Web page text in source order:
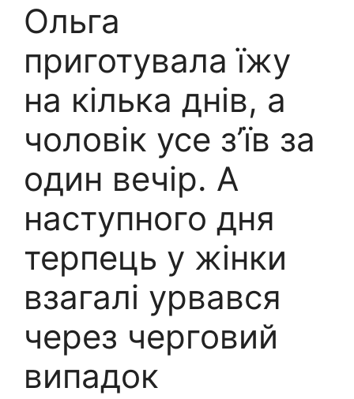
Ольга
приготувала їжу
на кілька днів, а
чоловік усе з’їв за
один вечір. А
наступного дня
терпець у жінки
взагалі урвався
через черговий
випадок